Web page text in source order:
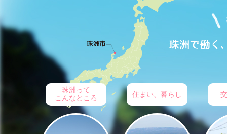
珠洲って
こんなところ
住まい、暮らし